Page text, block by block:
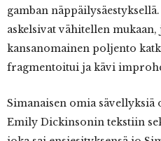
gamban
askelsivat vähitellen
kansanomainen poljento
fragmentoitui ja kävi
Simanaisen omia
Emily Dickinsonin tekstiin